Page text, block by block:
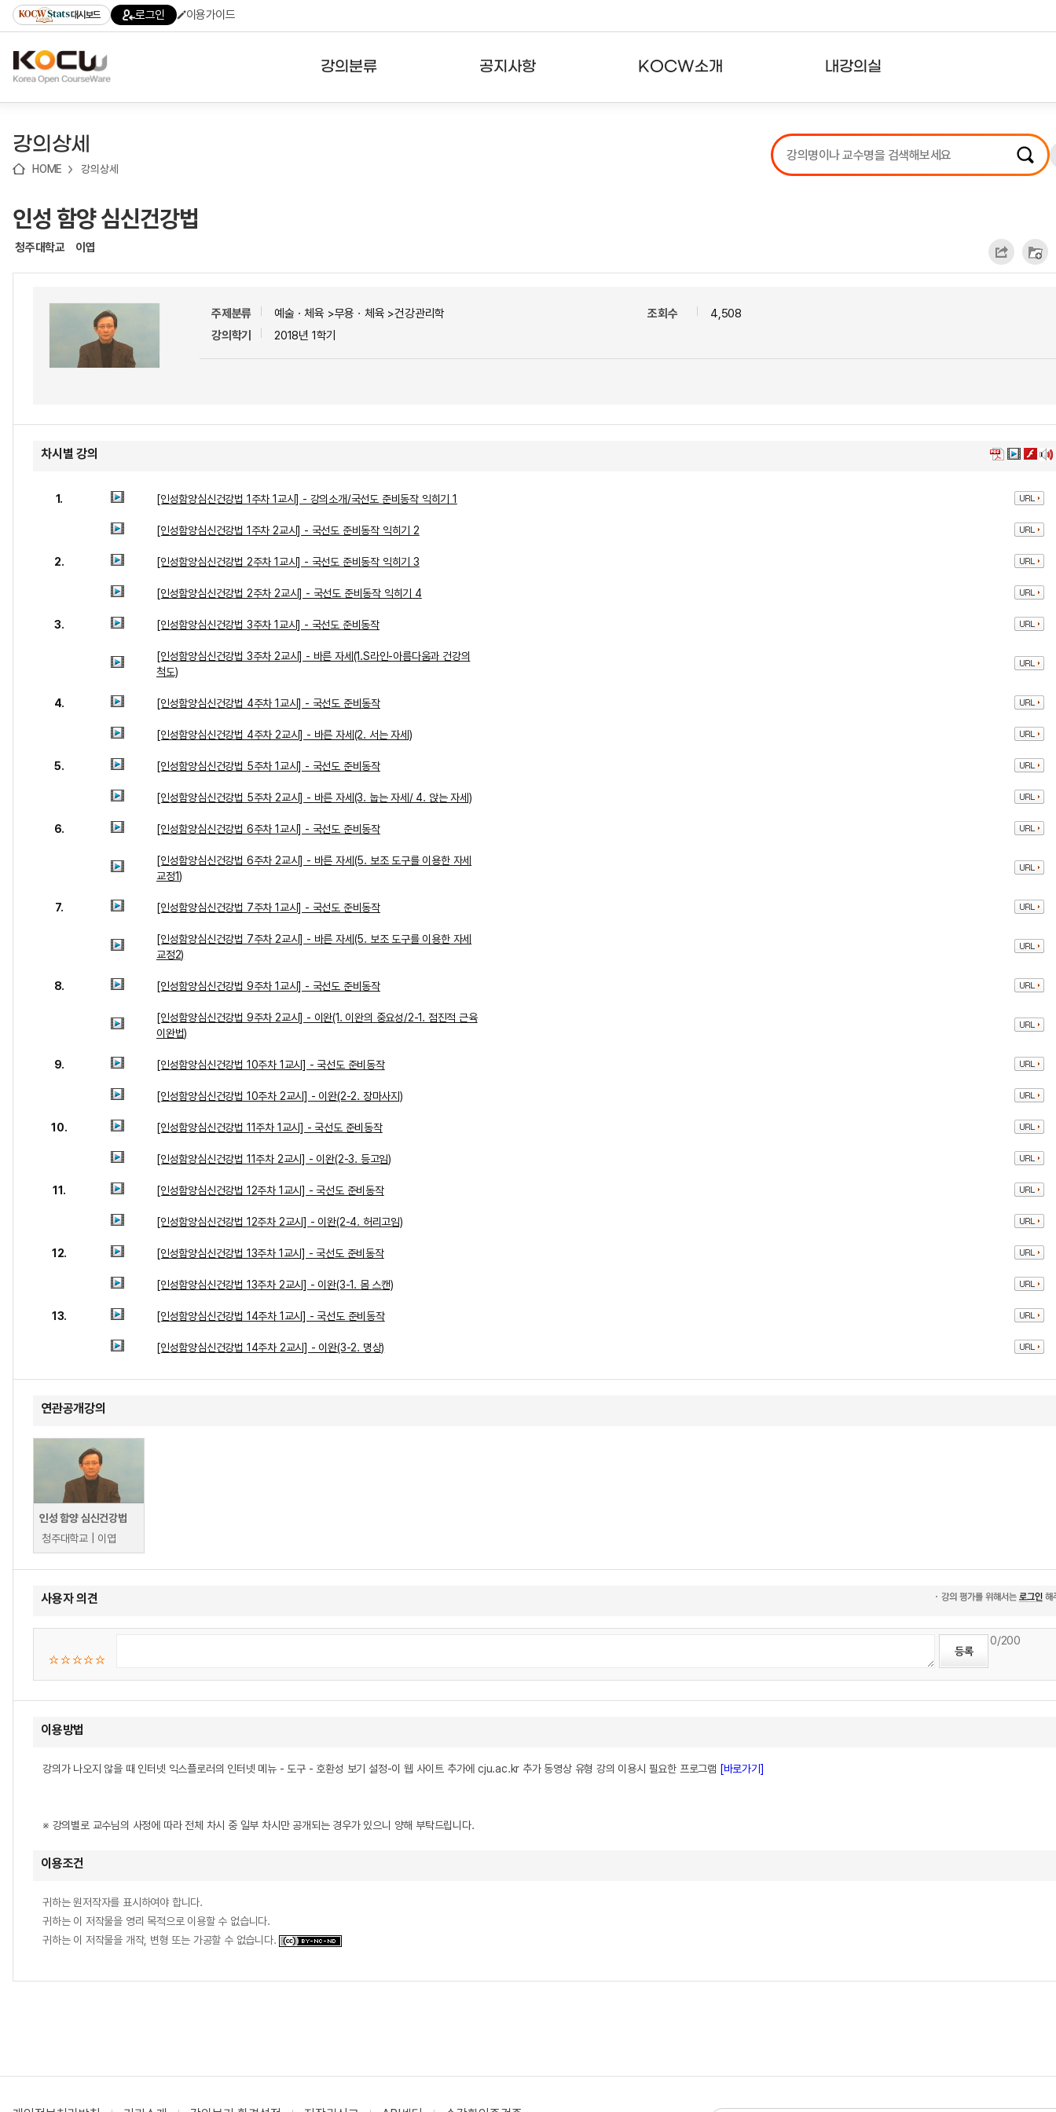
기
기
기
content)
가
대시보드 로그인 이용가이드
강의분류 공지사항 KOCW소개 내강의실
강의리스트
수강확인증강의
강의상세
HOME 강의상세
인성 함양 심신건강법
청주대학교 이엽
주제분류
예술ㆍ체육 >무용ㆍ체육 >건강관리학
강의학기
2018년 1학기
조회수 4,508
차시별 강의
1. [인성함양심신건강법 1주차 1교시] - 강의소개/국선도 준비동작 익히기 1
[인성함양심신건강법 1주차 2교시] - 국선도 준비동작 익히기 2
2. [인성함양심신건강법 2주차 1교시] - 국선도 준비동작 익히기 3
[인성함양심신건강법 2주차 2교시] - 국선도 준비동작 익히기 4
3. [인성함양심신건강법 3주차 1교시] - 국선도 준비동작
[인성함양심신건강법 3주차 2교시] - 바른 자세(1.S라인-아름다움과 건강의
척도)
4. [인성함양심신건강법 4주차 1교시] - 국선도 준비동작
[인성함양심신건강법 4주차 2교시] - 바른 자세(2. 서는 자세)
5. [인성함양심신건강법 5주차 1교시] - 국선도 준비동작
[인성함양심신건강법 5주차 2교시] - 바른 자세(3. 눕는 자세/ 4. 앉는 자세)
6. [인성함양심신건강법 6주차 1교시] - 국선도 준비동작
[인성함양심신건강법 6주차 2교시] - 바른 자세(5. 보조 도구를 이용한 자세
교정1)
7. [인성함양심신건강법 7주차 1교시] - 국선도 준비동작
[인성함양심신건강법 7주차 2교시] - 바른 자세(5. 보조 도구를 이용한 자세
교정2)
8. [인성함양심신건강법 9주차 1교시] - 국선도 준비동작
[인성함양심신건강법 9주차 2교시] - 이완(1. 이완의 중요성/2-1. 점진적 근육
이완법)
9. [인성함양심신건강법 10주차 1교시] - 국선도 준비동작
[인성함양심신건강법 10주차 2교시] - 이완(2-2. 장마사지)
10. [인성함양심신건강법 11주차 1교시] - 국선도 준비동작
[인성함양심신건강법 11주차 2교시] - 이완(2-3. 등고임)
11. [인성함양심신건강법 12주차 1교시] - 국선도 준비동작
[인성함양심신건강법 12주차 2교시] - 이완(2-4. 허리고임)
12. [인성함양심신건강법 13주차 1교시] - 국선도 준비동작
[인성함양심신건강법 13주차 2교시] - 이완(3-1. 몸 스캔)
13. [인성함양심신건강법 14주차 1교시] - 국선도 준비동작
[인성함양심신건강법 14주차 2교시] - 이완(3-2. 명상)
연관공개강의
인성 함양 심신건강법
청주대학교 | 이엽
사용자 의견
0/200
이용방법
강의가 나오지 않을 때 인터넷 익스플로러의 인터넷 메뉴 - 도구 - 호환성 보기 설정-이 웹 사이트 추가에 cju.ac.kr 추가 동영상 유형 강의 이용시 필요한 프로그램 [바로가기]
※ 강의별로 교수님의 사정에 따라 전체 차시 중 일부 차시만 공개되는 경우가 있으니 양해 부탁드립니다.
이용조건
귀하는 원저작자를 표시하여야 합니다.
귀하는 이 저작물을 영리 목적으로 이용할 수 없습니다.
귀하는 이 저작물을 개작, 변형 또는 가공할 수 없습니다.